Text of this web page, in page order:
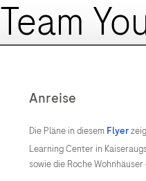
Team
Anreise
Die Pläne in diesem Flyer
Learning Center in
sowie die Roche